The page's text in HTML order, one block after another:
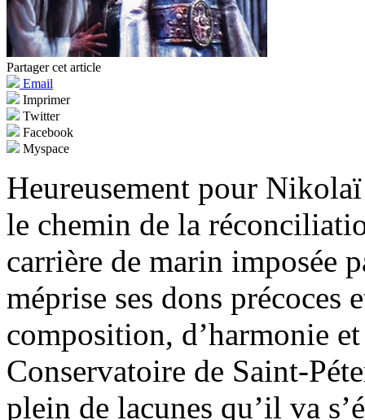
Partager cet article
Email
Imprimer
Twitter
Facebook
Myspace
Heureusement pour
le chemin de la
carrière de marin imposée
méprise ses dons précoces
composition, d’harmonie
Conservatoire de Saint-
plein de lacunes qu’il va